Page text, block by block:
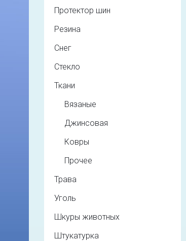
Протектор шин
Резина
Снег
Стекло
Ткани
Вязаные
Джинсовая
Ковры
Прочее
Трава
Уголь
Шкуры животных
Штукатурка